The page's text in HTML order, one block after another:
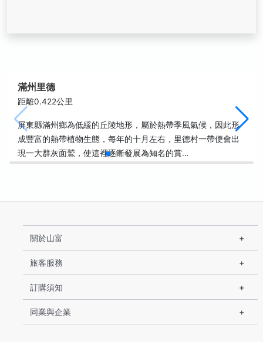
滿州里德
距離0.422公里
屏東縣滿州鄉為低緩的丘陵地形，屬於熱帶季風氣候，因此形
成豐富的熱帶植物生態，每年的十月左右，里德村一帶便會出
現一大群灰面鷲，使這裡逐漸發展為知名的賞…
關於山富
旅客服務
訂購須知
同業與企業